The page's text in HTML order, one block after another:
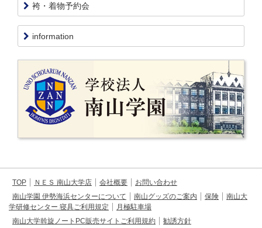
袴・着物予約会
information
TOP ＮＥＳ 南山大学店 会社概要
お問い合わせ
南山学園 伊勢海浜センターについて
南山グッズのご案内 保険
南山大
学研修センター 寝具ご利用規定
月極駐車場
南山大学斡旋ノートPC販売サイトご利用規約
勧誘方針